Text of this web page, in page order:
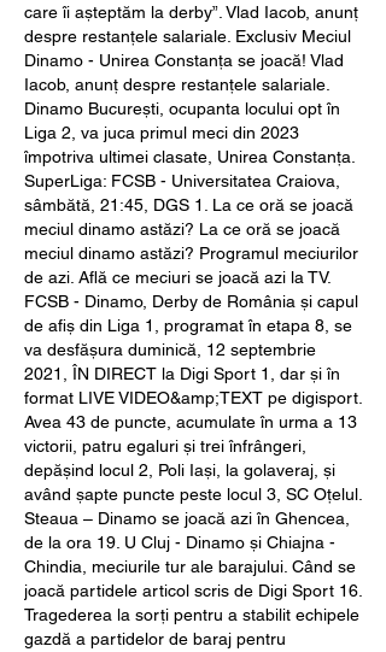
care îi așteptăm la derby”. Vlad Iacob, anunț
despre restanțele salariale. Exclusiv Meciul
Dinamo - Unirea Constanța se joacă! Vlad
Iacob, anunț despre restanțele salariale.
Dinamo București, ocupanta locului opt în
Liga 2, va juca primul meci din 2023
împotriva ultimei clasate, Unirea Constanța.
SuperLiga: FCSB - Universitatea Craiova,
sâmbătă, 21:45, DGS 1. La ce oră se joacă
meciul dinamo astăzi? La ce oră se joacă
meciul dinamo astăzi? Programul meciurilor
de azi. Află ce meciuri se joacă azi la TV.
FCSB - Dinamo, Derby de România și capul
de afiș din Liga 1, programat în etapa 8, se
va desfășura duminică, 12 septembrie
2021, ÎN DIRECT la Digi Sport 1, dar și în
format LIVE VIDEO&amp;TEXT pe digisport.
Avea 43 de puncte, acumulate în urma a 13
victorii, patru egaluri și trei înfrângeri,
depășind locul 2, Poli Iași, la golaveraj, și
având șapte puncte peste locul 3, SC Oțelul.
Steaua – Dinamo se joacă azi în Ghencea,
de la ora 19. U Cluj - Dinamo și Chiajna -
Chindia, meciurile tur ale barajului. Când se
joacă partidele articol scris de Digi Sport 16.
Tragederea la sorți pentru a stabilit echipele
gazdă a partidelor de baraj pentru